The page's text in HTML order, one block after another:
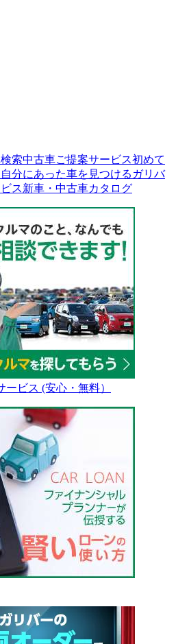
索中古車ご提案サービス初めて
自分にあった車を見つける ガリバ
ス新車・中古車カタログ
ビス (安心・無料）